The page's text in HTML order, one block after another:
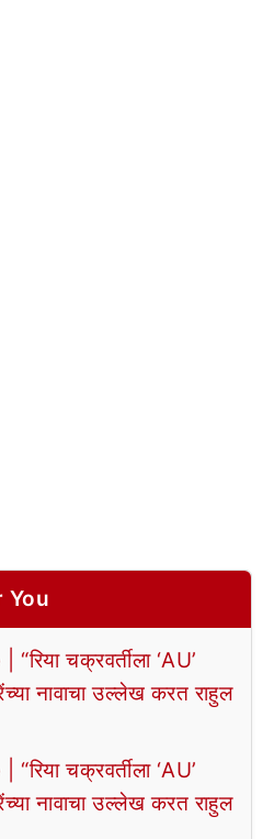
You
चक्रवर्तीला ‘AU’
नावाचा उल्लेख करत राहुल
चक्रवर्तीला ‘AU’
नावाचा उल्लेख करत राहुल